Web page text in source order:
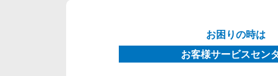
お困りの時は
お客様サービスセン